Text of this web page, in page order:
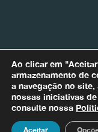
Bacias Afluentes
Para quaisquer
contato com nosso
Ao clicar em
armazenamento de
a navegação no
nossas iniciativas
consulte nossa
Aceitar